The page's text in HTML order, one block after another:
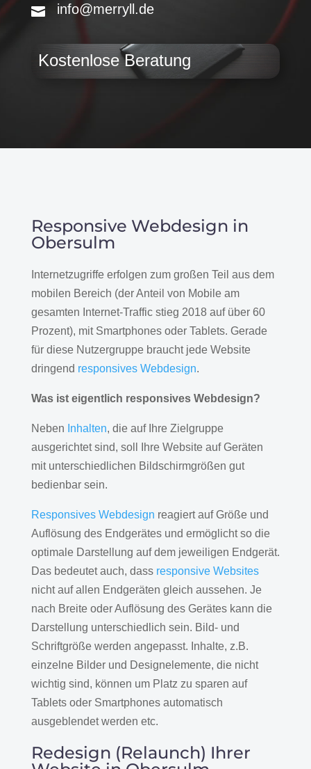
info@merryll.de
Kostenlose Beratung
Responsive Webdesign in
Obersulm
Internetzugriffe erfolgen zum großen Teil aus dem
mobilen Bereich (der Anteil von Mobile am
gesamten Internet-Traffic stieg 2018 auf über 60
Prozent), mit Smartphones oder Tablets. Gerade
für diese Nutzergruppe braucht jede Website
dringend responsives Webdesign.
Was ist eigentlich responsives Webdesign?
Neben Inhalten, die auf Ihre Zielgruppe
ausgerichtet sind, soll Ihre Website auf Geräten
mit unterschiedlichen Bildschirmgrößen gut
bedienbar sein.
Responsives Webdesign reagiert auf Größe und
Auflösung des Endgerätes und ermöglicht so die
optimale Darstellung auf dem jeweiligen Endgerät.
Das bedeutet auch, dass responsive Websites
nicht auf allen Endgeräten gleich aussehen. Je
nach Breite oder Auflösung des Gerätes kann die
Darstellung unterschiedlich sein. Bild- und
Schriftgröße werden angepasst. Inhalte, z.B.
einzelne Bilder und Designelemente, die nicht
wichtig sind, können um Platz zu sparen auf
Tablets oder Smartphones automatisch
ausgeblendet werden etc.
Redesign (Relaunch) Ihrer